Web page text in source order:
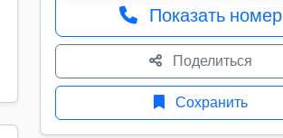
Показать номер
Поделиться
Сохранить